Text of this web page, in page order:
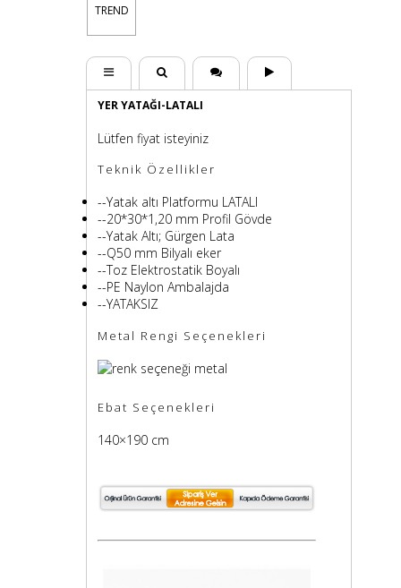
TREND
YER YATAĞI-LATALI
Lütfen fiyat isteyiniz
Teknik Özellikler
--Yatak altı Platformu LATALI
--20*30*1,20 mm Profil Gövde
--Yatak Altı; Gürgen Lata
--Q50 mm Bilyalı eker
--Toz Elektrostatik Boyalı
--PE Naylon Ambalajda
--YATAKSIZ
Metal Rengi Seçenekleri
Ebat Seçenekleri
140×190 cm